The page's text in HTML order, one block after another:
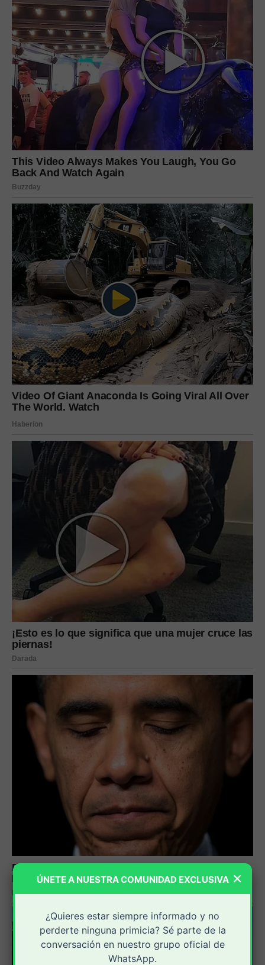
×
ÚNETE A NUESTRA COMUNIDAD EXCLUSIVA
¿Quieres estar siempre informado y no
perderte ninguna primicia? Sé parte de la
conversación en nuestro grupo oficial de
WhatsApp.